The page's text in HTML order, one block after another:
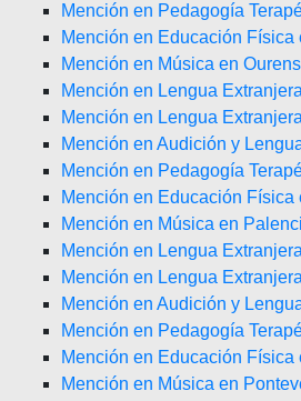
Mención en Pedagogía
Mención en Educación Física
Mención en Música en
Mención en Lengua
Mención en Lengua
Mención en Audición y
Mención en Pedagogía
Mención en Educación Física
Mención en Música en
Mención en Lengua
Mención en Lengua
Mención en Audición y
Mención en Pedagogía
Mención en Educación Física
Mención en Música en